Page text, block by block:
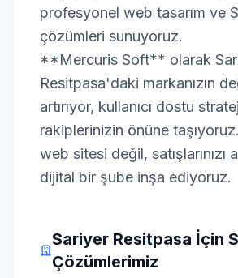
profesyonel web tasarım ve
çözümleri sunuyoruz.
**Mercuris Soft** olarak
Resitpasa'daki markanızın
artırıyor, kullanıcı dostu
rakiplerinizin önüne
web sitesi değil, satışlarınızı
dijital bir şube inşa ediyoruz.
Sariyer Resitpasa İçin
Çözümlerimiz